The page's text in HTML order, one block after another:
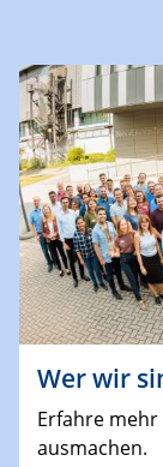
Wer wir
Erfahre mehr
ausmachen.